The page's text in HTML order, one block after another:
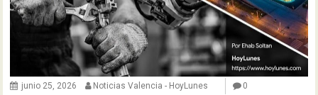
junio 25, 2026 Noticias Valencia - HoyLunes 0